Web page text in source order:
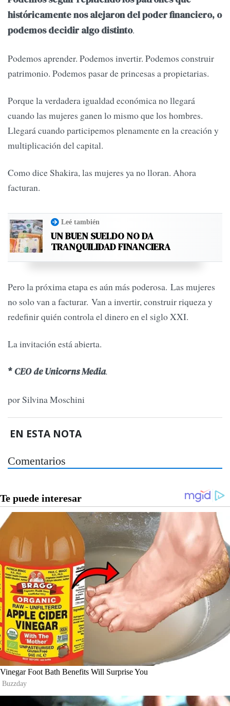
históricamente nos alejaron del poder financiero, o
podemos decidir algo distinto.
Podemos aprender. Podemos invertir. Podemos construir
patrimonio. Podemos pasar de princesas a propietarias.
Porque la verdadera igualdad económica no llegará
cuando las mujeres ganen lo mismo que los hombres.
Llegará cuando participemos plenamente en la creación y
multiplicación del capital.
Como dice Shakira, las mujeres ya no lloran. Ahora
facturan.
Leé también
UN BUEN SUELDO NO DA
TRANQUILIDAD FINANCIERA
Pero la próxima etapa es aún más poderosa. Las mujeres
no solo van a facturar. Van a invertir, construir riqueza y
redefinir quién controla el dinero en el siglo XXI.
La invitación está abierta.
*CEO de Unicorns Media.
por Silvina Moschini
EN ESTA NOTA
Comentarios